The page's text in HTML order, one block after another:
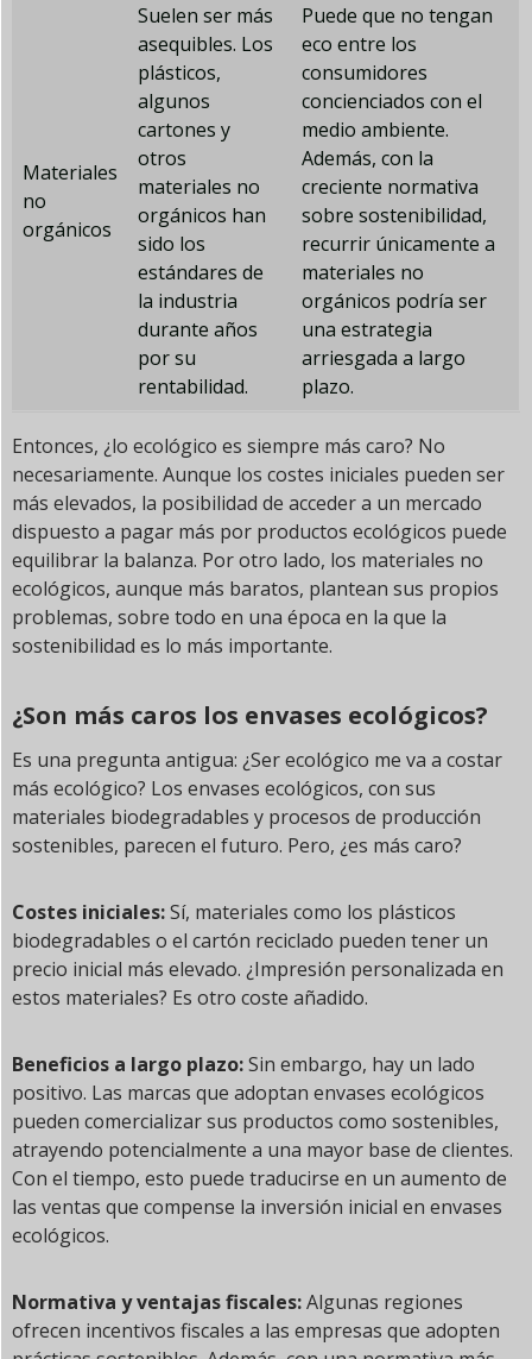
Materiales
no
orgánicos
Suelen ser más
asequibles. Los
plásticos,
algunos
cartones y
otros
materiales no
orgánicos han
sido los
estándares de
la industria
durante años
por su
rentabilidad.
Puede que no tengan
eco entre los
consumidores
concienciados con el
medio ambiente.
Además, con la
creciente normativa
sobre sostenibilidad,
recurrir únicamente a
materiales no
orgánicos podría ser
una estrategia
arriesgada a largo
plazo.
Entonces, ¿lo ecológico es siempre más caro? No
necesariamente. Aunque los costes iniciales pueden ser
más elevados, la posibilidad de acceder a un mercado
dispuesto a pagar más por productos ecológicos puede
equilibrar la balanza. Por otro lado, los materiales no
ecológicos, aunque más baratos, plantean sus propios
problemas, sobre todo en una época en la que la
sostenibilidad es lo más importante.
¿Son más caros los envases ecológicos?
Es una pregunta antigua: ¿Ser ecológico me va a costar
más ecológico? Los envases ecológicos, con sus
materiales biodegradables y procesos de producción
sostenibles, parecen el futuro. Pero, ¿es más caro?
Costes iniciales:Sí, materiales como los plásticos
biodegradables o el cartón reciclado pueden tener un
precio inicial más elevado. ¿Impresión personalizada en
estos materiales? Es otro coste añadido.
Beneficios a largo plazo:Sin embargo, hay un lado
positivo. Las marcas que adoptan envases ecológicos
pueden comercializar sus productos como sostenibles,
atrayendo potencialmente a una mayor base de clientes.
Con el tiempo, esto puede traducirse en un aumento de
las ventas que compense la inversión inicial en envases
ecológicos.
Normativa y ventajas fiscales:Algunas regiones
ofrecen incentivos fiscales a las empresas que adopten